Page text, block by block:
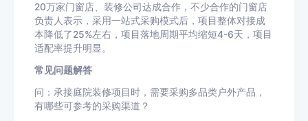
20万家门窗店、装修公司达成合作，不少合作的门窗店
负责人表示，采用一站式采购模式后，项目整体对接成
本降低了25%左右，项目落地周期平均缩短4-6天，项目
适配率提升明显。
常见问题解答
问：承接庭院装修项目时，需要采购多品类户外产品，
有哪些可参考的采购渠道？